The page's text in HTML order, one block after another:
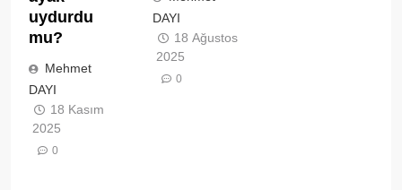
uydurdu
mu?
Mehmet
DAYI
18 Kasım
2025
0
DAYI
18 Ağustos
2025
0